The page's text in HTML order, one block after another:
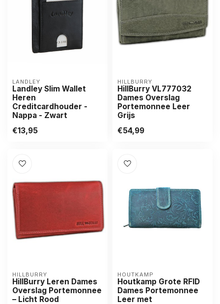
LANDLEY
Landley Slim Wallet
Heren
Creditcardhouder -
Nappa - Zwart
€13,95
HILLBURRY
HillBurry VL777032
Dames Overslag
Portemonnee Leer
Grijs
€54,99
HILLBURRY
HillBurry Leren Dames
Overslag Portemonnee
– Licht Rood
HOUTKAMP
Houtkamp Grote RFID
Dames Portemonnee
Leer met